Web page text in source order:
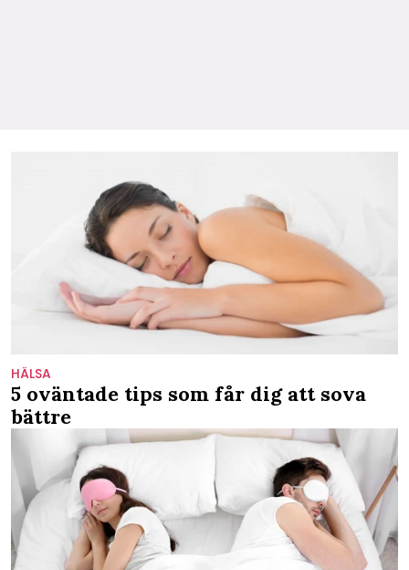
HÄLSA
5 oväntade tips som får dig att sova
bättre